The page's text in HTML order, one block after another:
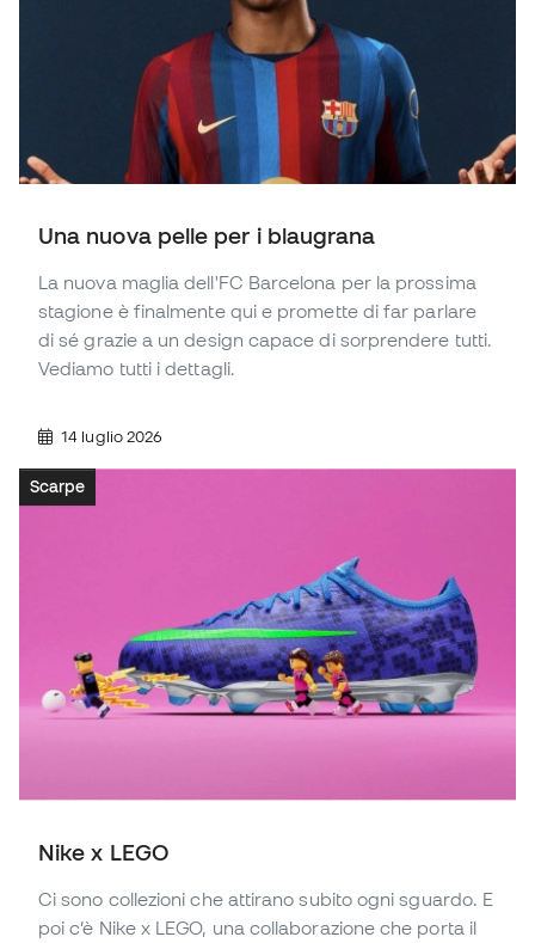
Una nuova pelle per i blaugrana
La nuova maglia dell'FC Barcelona per la prossima
stagione è finalmente qui e promette di far parlare
di sé grazie a un design capace di sorprendere tutti.
Vediamo tutti i dettagli.
14 luglio 2026
Scarpe
Nike x LEGO
Ci sono collezioni che attirano subito ogni sguardo. E
poi c’è Nike x LEGO, una collaborazione che porta il